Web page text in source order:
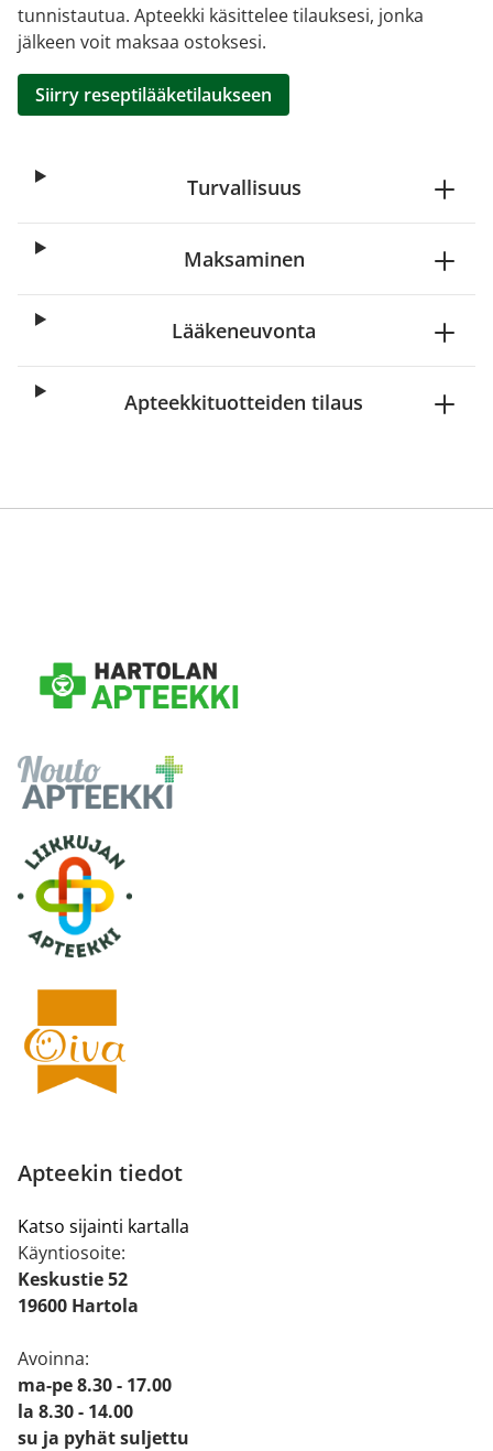
tunnistautua. Apteekki käsittelee tilauksesi, jonka
jälkeen voit maksaa ostoksesi.
Siirry reseptilääketilaukseen
Turvallisuus
Maksaminen
Lääkeneuvonta
Apteekkituotteiden tilaus
Apteekin tiedot
Katso sijainti kartalla
Käyntiosoite:
Keskustie 52
19600 Hartola
Avoinna:
ma-pe 8.30 - 17.00
la 8.30 - 14.00
su ja pyhät suljettu